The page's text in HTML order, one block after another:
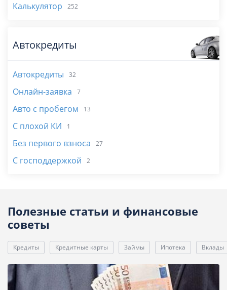
Калькулятор 252
Автокредиты
Автокредиты 32
Онлайн-заявка 7
Авто с пробегом 13
С плохой КИ 1
Без первого взноса 27
С господдержкой 2
Полезные статьи и финансовые
советы
Кредиты Кредитные карты Займы Ипотека Вклады